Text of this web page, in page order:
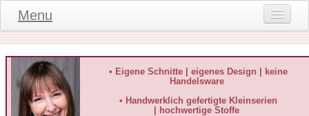
Menu
Produktinformationen
Kundeninformationen
• Eigene Schnitte | eigenes Design | keine
Handelsware
• Handwerklich gefertigte Kleinserien
| hochwertige Stoffe